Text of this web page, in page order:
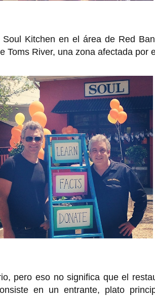
Kitchen en el área de Red
Toms River, una zona afectada por
pero eso no significa que el
en un entrante, plato